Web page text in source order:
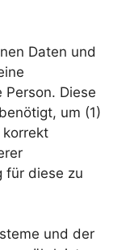
Daten und
Diese
um (1)
korrekt
für diese zu
und der